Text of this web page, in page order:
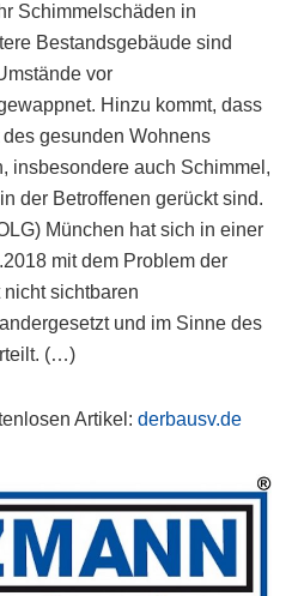
Schimmelschäden in
Bestandsgebäude sind
vor
Hinzu kommt, dass
gesunden Wohnens
insbesondere auch Schimmel,
der Betroffenen gerückt sind.
München hat sich in einer
mit dem Problem der
sichtbaren
und im Sinne des
(…)
Artikel:derbausv.de